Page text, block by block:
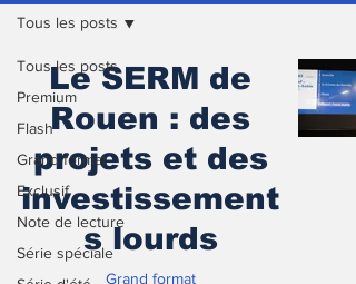
Tous les posts
Premium
Flash
Grand format
Exclusif
Note de lecture
Série spéciale
Tous les posts
Le SERM de
Rouen : des
projets et des
investissement
s lourds
Grand format